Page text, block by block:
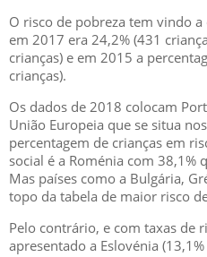
O risco de pobreza tem vindo
em 2017 era 24,2% (431
crianças) e em 2015 a
crianças).
Os dados de 2018 colocam
União Europeia que se situa
percentagem de crianças em
social é a Roménia com 38,1%
Mas países como a Bulgária,
topo da tabela de maior risco
Pelo contrário, e com taxas de
apresentado a Eslovénia